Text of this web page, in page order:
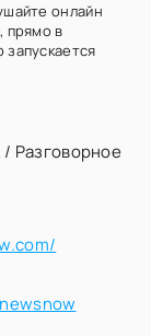
онлайн
прямо в
/ Разговорное